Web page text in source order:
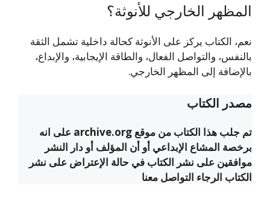
المظهر الخارجي للأنوثة؟
نعم، الكتاب يركز على الأنوثة كحالة داخلية تشمل الثقة
بالنفس، والتواصل الفعال، والطاقة الإيجابية، والإبداع،
بالإضافة إلى المظهر الخارجي.
مصدر الكتاب
تم جلب هذا الكتاب من موقع archive.org على انه
برخصة المشاع الإبداعي أو أن المؤلف أو دار النشر
موافقين على نشر الكتاب في حالة الإعتراض على نشر
الكتاب الرجاء التواصل معنا